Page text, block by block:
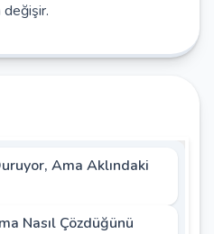
Ama Aklındaki
Nasıl Çözdüğünü